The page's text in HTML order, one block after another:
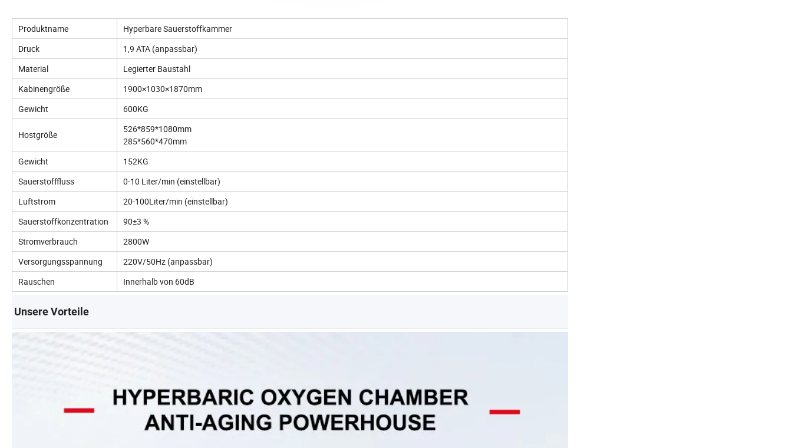
Produktname
Hyperbare Sauerstoffkammer
Druck
1,9 ATA (anpassbar)
Material
Legierter Baustahl
Kabinengröße
1900×1030×1870mm
Gewicht
600KG
Hostgröße
526*859*1080mm
285*560*470mm
Gewicht
152KG
Sauerstofffluss
0-10 Liter/min (einstellbar)
Luftstrom
20-100Liter/min (einstellbar)
Sauerstoffkonzentration
90±3 %
Stromverbrauch
2800W
Versorgungsspannung
220V/50Hz (anpassbar)
Rauschen
Innerhalb von 60dB
Unsere Vorteile